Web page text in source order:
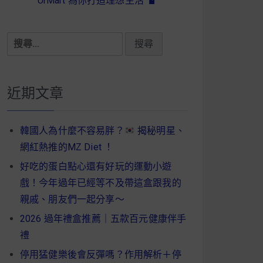
搜
鍵
近期文章
韓國人為什麼不容易胖？
揭秘明星、
網紅熱推的MZ Diet ！
好吃的蛋白點心還有好玩的運動小遊
戲！今年過年已經等不及帶這盒跟我的
親戚、朋友們一起分享～
2026 過年禮盒推薦｜五款百元健康伴手
禮
停用猛健樂後會反彈嗎？作用解析＋停